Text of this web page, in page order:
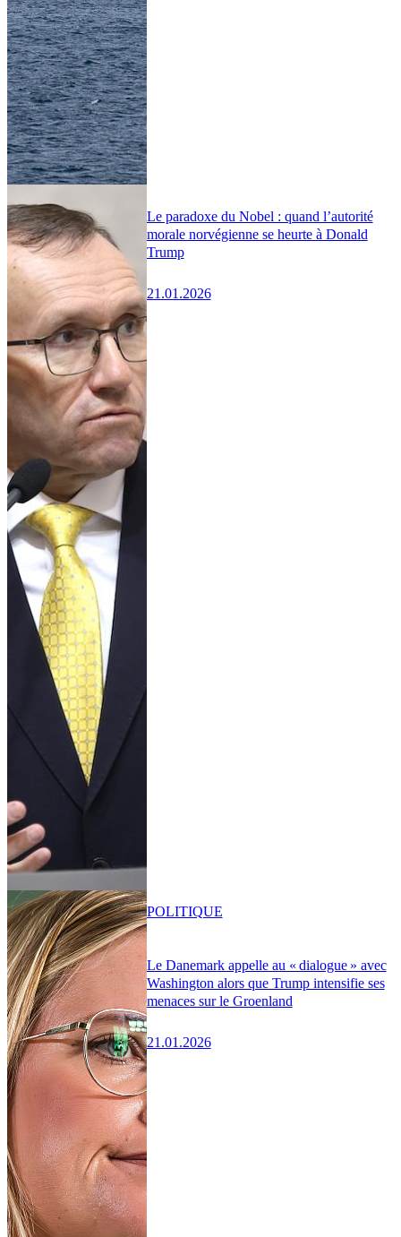
Le paradoxe du Nobel : quand l’autorité
morale norvégienne se heurte à Donald
Trump
21.01.2026
Le Danemark appelle au « dialogue » avec
Washington alors que Trump intensifie ses
menaces sur le Groenland
21.01.2026
POLITIQUE